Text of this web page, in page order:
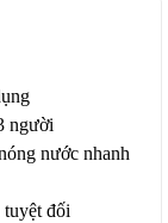
người
nước nhanh
đối